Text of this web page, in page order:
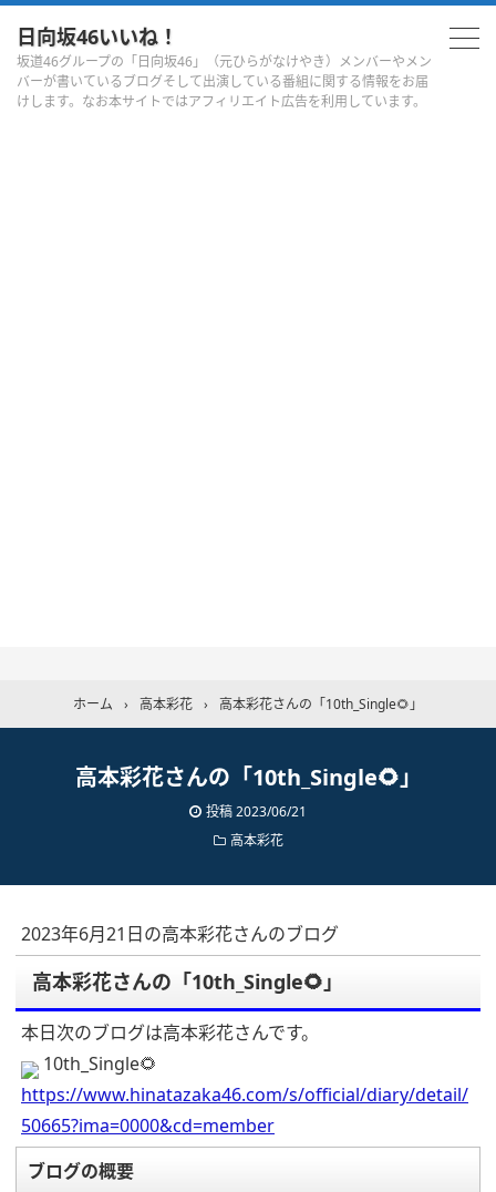
日向坂46いいね！
坂道46グループの「日向坂46」（元ひらがなけやき）メンバーやメン
バーが書いているブログそして出演している番組に関する情報をお届
けします。なお本サイトではアフィリエイト広告を利用しています。
ホーム › 高本彩花 › 高本彩花さんの「10th_Single🌻」
高本彩花さんの「10th_Single🌻」
投稿2023/06/21
高本彩花
2023年6月21日の高本彩花さんのブログ
高本彩花さんの「10th_Single🌻」
本日次のブログは高本彩花さんです。
10th_Single🌻
https://www.hinatazaka46.com/s/official/diary/detail/
50665?ima=0000&cd=member
ブログの概要